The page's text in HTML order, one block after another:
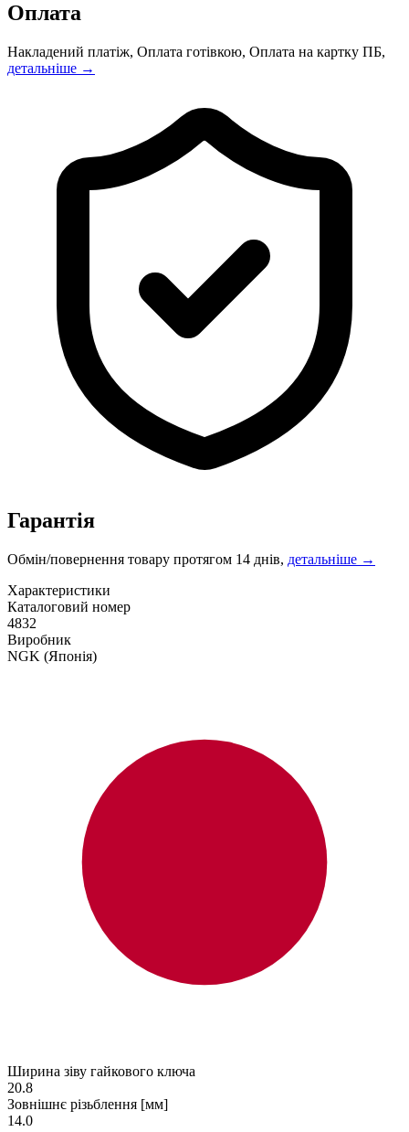
Оплата
Накладений платіж, Оплата готівкою, Оплата на картку ПБ,
детальніше →
Гарантія
Обмін/повернення товару протягом 14 днів, детальніше →
Характеристики
Каталоговий номер
4832
Виробник
NGK (Японія)
Ширина зіву гайкового ключа
20.8
Зовнішнє різьблення [мм]
14.0